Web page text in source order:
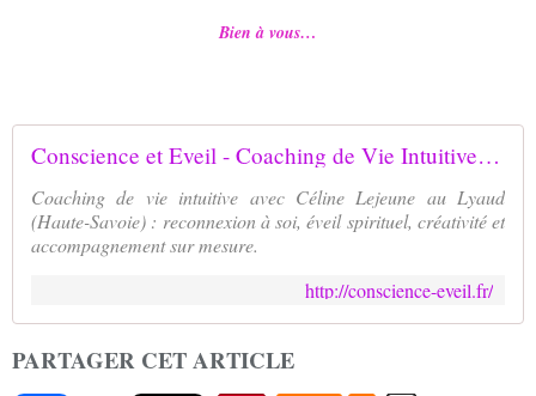
Bien à vous…
Conscience et Eveil - Coaching de Vie Intuitive en Haute-Savoie
Coaching de vie intuitive avec Céline Lejeune au Lyaud
(Haute-Savoie) : reconnexion à soi, éveil spirituel, créativité et
accompagnement sur mesure.
http://conscience-eveil.fr/
PARTAGER CET ARTICLE